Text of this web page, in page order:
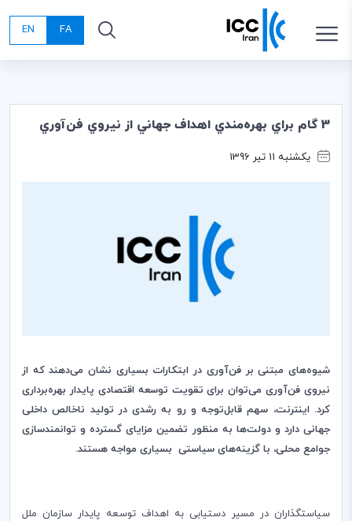
FA
EN
3 گام براي بهره‌مندي اهداف جهاني از نيروي فن‌آوري
یکشنبه 11 تیر 1396
شیوه‌های مبتنی بر فن‌آوری در ابتکارات بسیاری نشان می‌دهند که از
نیروی فن‌آوری‌ می‌توان برای تقویت توسعه اقتصادی پایدار بهره‌برداری
کرد. اینترنت، سهم قابل‌توجه و رو به رشدی در تولید ناخالص داخلی
جهانی دارد و دولت‌ها به منظور تضمین مزایای گسترده و توانمندسازی
جوامع محلی، با گزینه‌های سیاستی بسیاری مواجه هستند.
سیاستگذاران در مسیر دستیابی به اهداف توسعه پایدار سازمان ملل